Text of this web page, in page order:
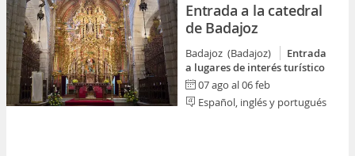
Entrada a la catedral
de Badajoz
Badajoz (Badajoz)
Entrada
a lugares de interés turístico
07 ago al 06 feb
Español, inglés y portugués